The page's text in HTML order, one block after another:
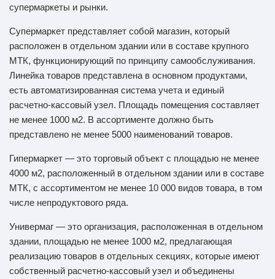
супермаркеты и рынки.
Супермаркет представляет собой магазин, который
расположен в отдельном здании или в составе крупного
МТК, функционирующий по принципу самообслуживания.
Линейка товаров представлена в основном продуктами,
есть автоматизированная система учета и единый
расчетно-кассовый узел. Площадь помещения составляет
не менее 1000 м2. В ассортименте должно быть
представлено не менее 5000 наименований товаров.
Гипермаркет — это торговый объект с площадью не менее
4000 м2, расположенный в отдельном здании или в составе
МТК, с ассортиментом не менее 10 000 видов товара, в том
числе непродуктового ряда.
Универмаг — это организация, расположенная в отдельном
здании, площадью не менее 1000 м2, предлагающая
реализацию товаров в отдельных секциях, которые имеют
собственный расчетно-кассовый узел и объединены